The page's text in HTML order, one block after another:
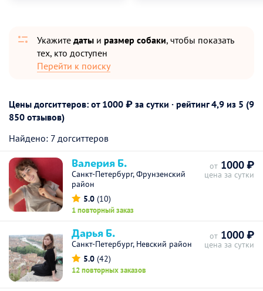
Укажите даты и размер собаки, чтобы показать
тех, кто доступен
Перейти к поиску
Цены догситтеров: от 1000 ₽ за сутки · рейтинг4,9 из 5 (9
850 отзывов)
Найдено: 7 догситтеров
Валерия Б.
Санкт-Петербург, Фрунзенский
район
5.0 (10)
1 повторный заказ
от 1000 ₽
цена за сутки
Дарья Б.
Санкт-Петербург, Невский район
5.0 (42)
12 повторных заказов
от 1000 ₽
цена за сутки